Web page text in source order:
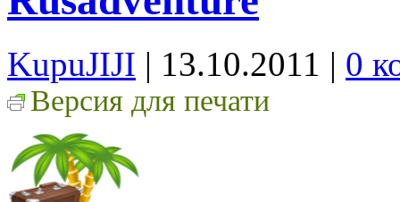
KupuJIJI | 13.10.2011 | 0
Версия для печати